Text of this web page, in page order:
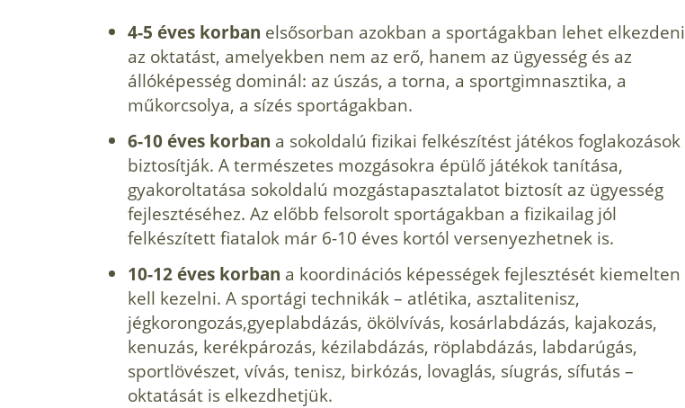
4-5 éves korban elsősorban azokban a sportágakban lehet elkezdeni
az oktatást, amelyekben nem az erő, hanem az ügyesség és az
állóképesség dominál: az úszás, a torna, a sportgimnasztika, a
műkorcsolya, a sízés sportágakban.
6-10 éves korban a sokoldalú fizikai felkészítést játékos foglakozások
biztosítják. A természetes mozgásokra épülő játékok tanítása,
gyakoroltatása sokoldalú mozgástapasztalatot biztosít az ügyesség
fejlesztéséhez. Az előbb felsorolt sportágakban a fizikailag jól
felkészített fiatalok már 6-10 éves kortól versenyezhetnek is.
10-12 éves korban a koordinációs képességek fejlesztését kiemelten
kell kezelni. A sportági technikák – atlétika, asztalitenisz,
jégkorongozás,gyeplabdázás, ökölvívás, kosárlabdázás, kajakozás,
kenuzás, kerékpározás, kézilabdázás, röplabdázás, labdarúgás,
sportlövészet, vívás, tenisz, birkózás, lovaglás, síugrás, sífutás –
oktatását is elkezdhetjük.